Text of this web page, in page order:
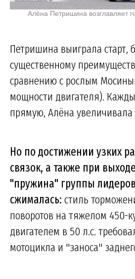
Алёна Петришина возглавляет
Петришина выиграла старт,
существенному
сравнению с рослым
мощности двигателя).
прямую, Алёна увеличивала
Но по достижении узких
связок, а также при
"пружина" группы
сжималась: стиль
поворотов на тяжелом 450-
двигателем в 50 л.с.
мотоцикла и "заноса"